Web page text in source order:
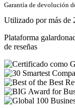
Garantía de devolución
Utilizado por más de
Plataforma
de reseñas